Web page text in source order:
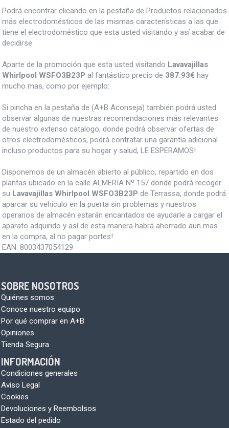
Podrá encontrar clicando en la pestaña de Productos relacionados
más electrodomésticos de las mismas características a las que
tiene el electrodoméstico que esta usted visitando y así acabar de
decidirse.
Aparte de la promoción que esta usted visitando Lavavajillas
Whirlpool WSFO3B23P al fantástico precio de 387.93€ hay
mucho mas, como por ejemplo:
Si pincha en la pestaña de (A+B Aconseja) también podrá usted
observar algunas de nuestras recomendaciones más relevantes
de nuestro extenso catalogo, donde podrá observar ofertas de
otros electrodomésticos, podrá contratar una garantía adicional
incluso productos para su hogar y salud, LE ESPERAMOS!
Disponemos de un almacén abierto al público, repartido en dos
plantas ubicado en la calle ALMERIA Nº 157 donde podrá recoger
su Lavavajillas Whirlpool WSFO3B23P de Terrassa, donde podrá
aparcar su vehículo en la puerta sin problemas y nuestros
operarios de almacén estarán encantados de ayudarle a cargar el
aparato adquirido y así de esta manera habrá ahorrado aun mas
en la compra, al no pagar portes!
EAN: 8003437054129
SOBRE NOSOTROS
Quiénes somos
Conoce nuestro equipo
Por qué comprar en A+B
Opiniones
Tienda Segura
INFORMACIÓN
Condiciones generales
Aviso Legal
Cookies
Devoluciones y Reembolsos
Estado del pedido